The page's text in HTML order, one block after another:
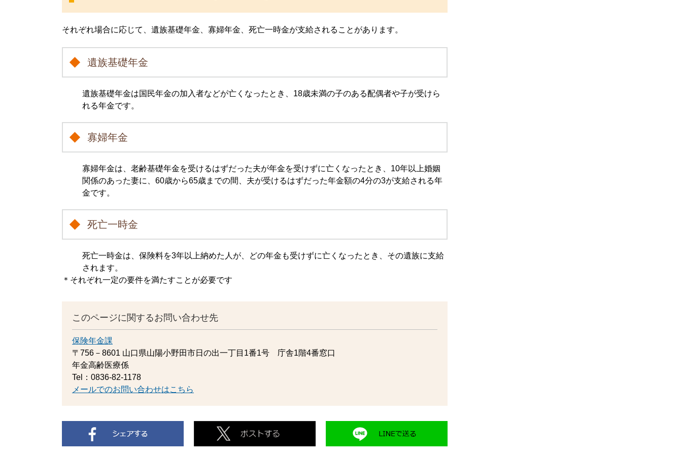
それぞれ場合に応じて、遺族基礎年金、寡婦年金、死亡一時金が支給されることがあります。
遺族基礎年金
遺族基礎年金は国民年金の加入者などが亡くなったとき、18歳未満の子のある配偶者や子が受けら
れる年金です。
寡婦年金
寡婦年金は、老齢基礎年金を受けるはずだった夫が年金を受けずに亡くなったとき、10年以上婚姻
関係のあった妻に、60歳から65歳までの間、夫が受けるはずだった年金額の4分の3が支給される年
金です。
死亡一時金
死亡一時金は、保険料を3年以上納めた人が、どの年金も受けずに亡くなったとき、その遺族に支給
されます。
＊それぞれ一定の要件を満たすことが必要です
このページに関するお問い合わせ先
保険年金課
〒756－8601 山口県山陽小野田市日の出一丁目1番1号 庁舎1階4番窓口
年金高齢医療係
Tel：0836-82-1178
メールでのお問い合わせはこちら